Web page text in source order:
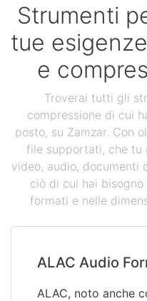
Strumenti
tue
e
Troverai tutti gli
compressione di cui
posto, su Zamzar. Con
file supportati, che tu
video, audio, documenti
ciò di cui hai
formati e nelle
ALAC Audio
ALAC, noto anche